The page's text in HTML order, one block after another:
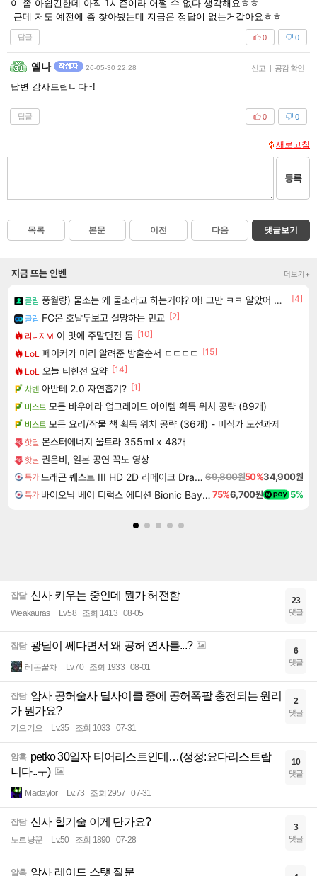
이 좀 아쉽긴한데 아직 1시즌이라 어쩔 수 없다 생각해요ㅎㅎ
근데 저도 예전에 좀 찾아봤는데 지금은 정답이 없는거같아요ㅎㅎ
답글 0
0
옐나 26-05-30 22:28 신고 | 공감 확인
답변 감사드립니다~!
답글 0
0
새로고침
등록
목록 본문 이전 다음 댓글보기
지금 뜨는 인벤 더보기+
클립 풍월량) 물소는 왜 물소라고 하는거야? 아! 그만 ㅋㅋ 알았어 ㅋㅋ
[4]
클립 FC온 호날두보고 실망하는 민교 [2]
리니지M 이 맛에 주말던전 돔 [10]
LoL 페이커가 미리 알려준 방출순서 ㄷㄷㄷㄷ
[15]
LoL 오늘 티한전 요약 [14]
차벤 아반테 2.0 자연흡기? [1]
비스트 모든 바우에라 업그레이드 아이템 획득 위치 공략 (89개)
비스트 모든 요리/작물 책 획득 위치 공략 (36개) - 미식가 도전과제
핫딜 몬스터에너지 울트라 355ml x 48개
핫딜 권은비, 일본 공연 꼭노 영상
특가 드래곤 퀘스트 III HD 2D 리메이크 Dragon Quest III HD 2D Remake 69,800원50%34,900원
특가 바이오닉 베이 디럭스 에디션 Bionic Bay Deluxe Edition75%6,700원 5%
잡담 신사 키우는 중인데 뭔가 허전함
Weakauras Lv.58 조회 1413 08-05
23
댓글
잡담 광딜이 쎄다면서 왜 공허 연사를...?
레몬꿀차 Lv.70 조회 1933 08-01
6
댓글
잡담 암사 공허술사 딜사이클 중에 공허폭팔 충전되는 원리
가 뭔가요?
기으기으 Lv.35 조회 1033 07-31
2
댓글
암흑 petko 30일자 티어리스트인데…(정정:요다리스트랍
니다..ㅜ)
Mactaylor Lv.73 조회 2957 07-31
10
댓글
잡담 신사 힐기술 이게 단가요?
노르냥꾼 Lv.50 조회 1890 07-28
3
댓글
암흑 암사 레이드 스탯 질문